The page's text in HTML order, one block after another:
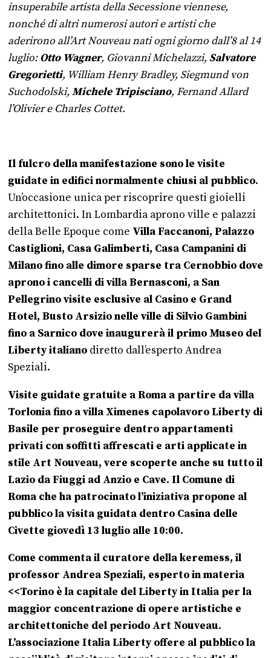
insuperabile artista della Secessione viennese,
nonché di altri numerosi autori e artisti che
aderirono all’Art Nouveau nati ogni giorno dall’8 al 14
luglio:Otto Wagner, Giovanni Michelazzi, Salvatore
Gregorietti, William Henry Bradley, Siegmund von
Suchodolski, Michele Tripisciano, Fernand Allard
l’Olivier e Charles Cottet.
Il fulcro della manifestazione sono le visite
guidate in edifici normalmente chiusi al pubblico.
Un’occasione unica per riscoprire questi gioielli
architettonici. In Lombardia aprono ville e palazzi
della Belle Epoque come Villa Faccanoni, Palazzo
Castiglioni, Casa Galimberti, Casa Campanini di
Milano fino alle dimore sparse tra Cernobbio dove
aprono i cancelli di villa Bernasconi, a San
Pellegrino visite esclusive al Casino e Grand
Hotel, Busto Arsizio nelle ville di Silvio Gambini
fino a Sarnico dove inaugurerà il primo Museo del
Liberty italiano diretto dall’esperto Andrea
Speziali.
Visite guidate gratuite a Roma a partire da villa
Torlonia fino a villa Ximenes capolavoro Liberty di
Basile per proseguire dentro appartamenti
privati con soffitti affrescati e arti applicate in
stile Art Nouveau, vere scoperte anche su tutto il
Lazio da Fiuggi ad Anzio e Cave. Il Comune di
Roma che ha patrocinato l’iniziativa propone al
pubblico la visita guidata dentro Casina delle
Civette giovedì 13 luglio alle 10:00.
Come commenta il curatore della keremess, il
professor Andrea Speziali, esperto in materia
<<Torino è la capitale del Liberty in Italia per la
maggior concentrazione di opere artistiche e
architettoniche del periodo Art Nouveau.
L’associazione Italia Liberty offere al pubblico la